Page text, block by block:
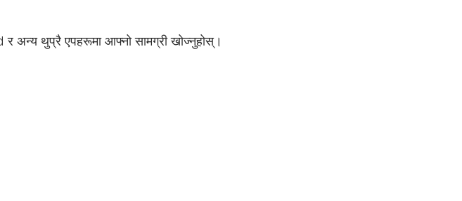
अन्य थुप्रै एपहरूमा आफ्नो सामग्री खोज्नुहोस्।